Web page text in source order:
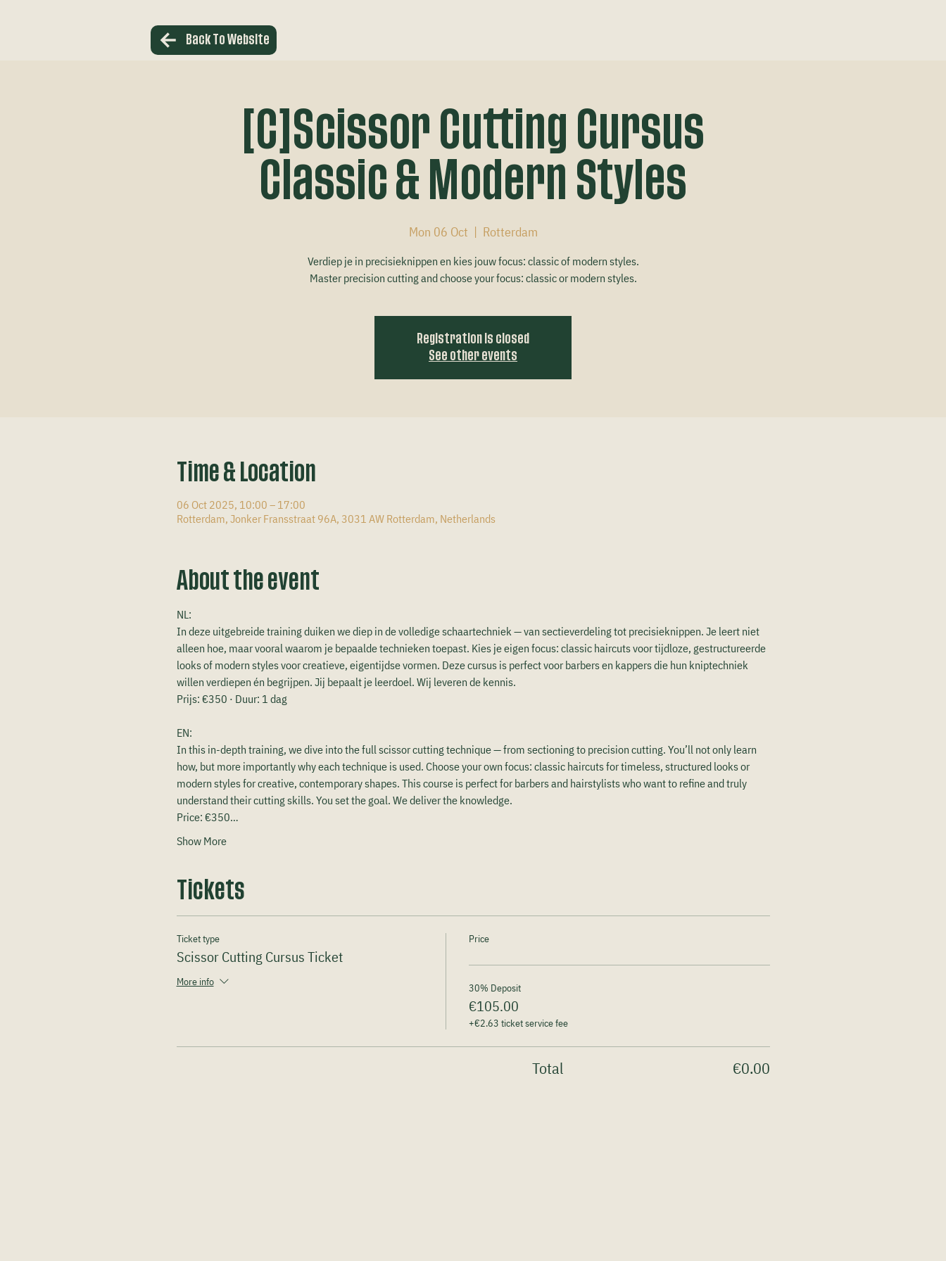
Back To Website
[C]Scissor Cutting Cursus
Classic & Modern Styles
Mon 06 Oct
  |
Rotterdam
Verdiep je in precisieknippen en kies jouw focus: classic of modern styles.
Master precision cutting and choose your focus: classic or modern styles.
Registration is closed
See other events
Time & Location
06 Oct 2025, 10:00 – 17:00
Rotterdam, Jonker Fransstraat 96A, 3031 AW Rotterdam, Netherlands
About the event
NL:
In deze uitgebreide training duiken we diep in de volledige schaartechniek — van sectieverdeling tot precisieknippen. Je leert niet
alleen hoe, maar vooral waarom je bepaalde technieken toepast. Kies je eigen focus: classic haircuts voor tijdloze, gestructureerde
looks of modern styles voor creatieve, eigentijdse vormen. Deze cursus is perfect voor barbers en kappers die hun kniptechniek
willen verdiepen én begrijpen. Jij bepaalt je leerdoel. Wij leveren de kennis.
Prijs: €350 · Duur: 1 dag
EN:
In this in-depth training, we dive into the full scissor cutting technique — from sectioning to precision cutting. You’ll not only learn
how, but more importantly why each technique is used. Choose your own focus: classic haircuts for timeless, structured looks or
modern styles for creative, contemporary shapes. This course is perfect for barbers and hairstylists who want to refine and truly
understand their cutting skills. You set the goal. We deliver the knowledge.
Price: €350…
Show More
Tickets
Ticket type
Scissor Cutting Cursus Ticket
More info
Price
30% Deposit
€105.00
+€2.63 ticket service fee
Total €0.00